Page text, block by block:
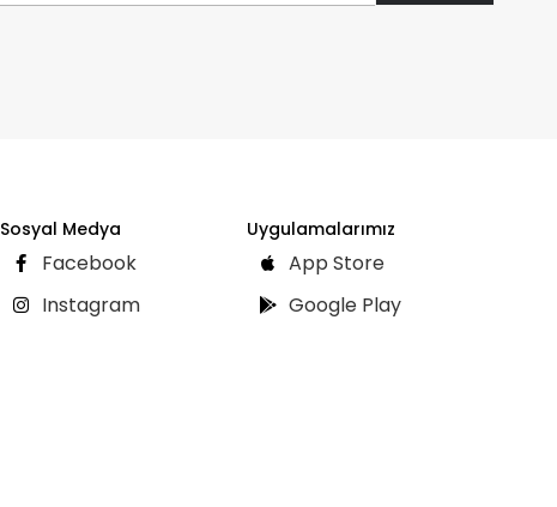
Sosyal Medya
Facebook
Instagram
Uygulamalarımız
App Store
Google Play